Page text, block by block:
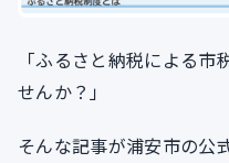
「ふるさと納税による
せんか？」
そんな記事が浦安市の公